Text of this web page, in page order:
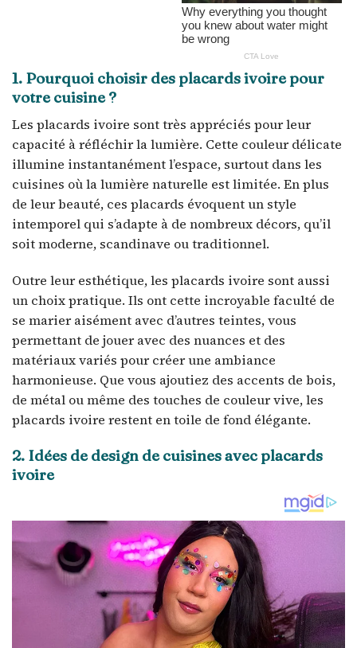
1. Pourquoi choisir des placards ivoire pour
votre cuisine ?
Les placards ivoire sont très appréciés pour leur
capacité à réfléchir la lumière. Cette couleur délicate
illumine instantanément l’espace, surtout dans les
cuisines où la lumière naturelle est limitée. En plus
de leur beauté, ces placards évoquent un style
intemporel qui s’adapte à de nombreux décors, qu’il
soit moderne, scandinave ou traditionnel.
Outre leur esthétique, les placards ivoire sont aussi
un choix pratique. Ils ont cette incroyable faculté de
se marier aisément avec d’autres teintes, vous
permettant de jouer avec des nuances et des
matériaux variés pour créer une ambiance
harmonieuse. Que vous ajoutiez des accents de bois,
de métal ou même des touches de couleur vive, les
placards ivoire restent en toile de fond élégante.
2. Idées de design de cuisines avec placards
ivoire